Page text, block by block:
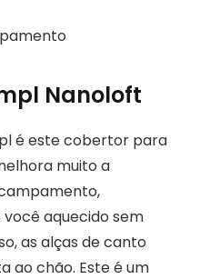
Nanoloft
é este cobertor para
muito a
aquecido sem
as alças de canto
ao chão. Este é um